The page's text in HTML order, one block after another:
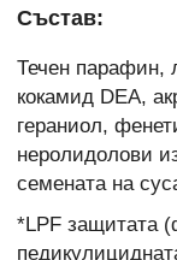
Състав:
Течен парафин,
кокамид DEA,
гераниол,
неролидолови
семената на
*LPF защитата